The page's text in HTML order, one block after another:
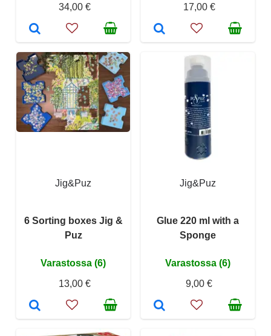
34,00 €
17,00 €
Jig&Puz
6 Sorting boxes Jig &
Puz
Varastossa (6)
13,00 €
Jig&Puz
Glue 220 ml with a
Sponge
Varastossa (6)
9,00 €